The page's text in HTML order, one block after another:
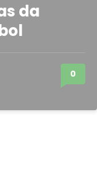
da
0